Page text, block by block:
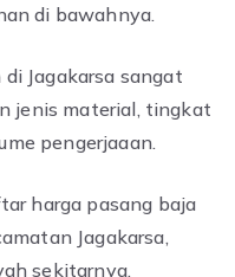
di bawahnya.
Jagakarsa sangat
jenis material, tingkat
pengerjaaan.
harga pasang baja
Jagakarsa,
sekitarnya.